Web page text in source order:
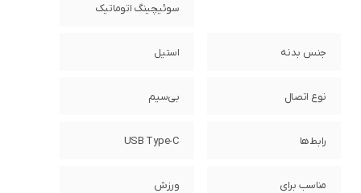
سوئیچینگ اتوماتیک
جنس بدنه استیل
نوع اتصال بی‌سیم
رابط‌ها USB Type-C
مناسب برای ورزش